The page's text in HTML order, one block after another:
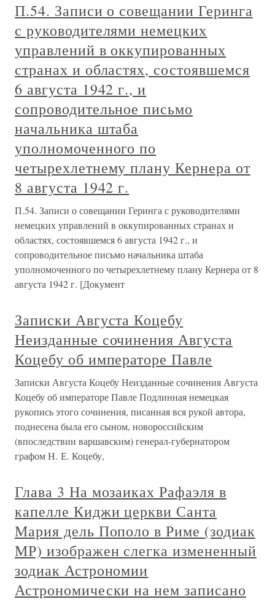
П.54. Записи о совещании Геринга
с руководителями немецких
управлений в оккупированных
странах и областях, состоявшемся
6 августа 1942 г., и
сопроводительное письмо
начальника штаба
уполномоченного по
четырехлетнему плану Кернера от
8 августа 1942 г.
П.54. Записи о совещании Геринга с руководителями
немецких управлений в оккупированных странах и
областях, состоявшемся 6 августа 1942 г., и
сопроводительное письмо начальника штаба
уполномоченного по четырехлетнему плану Кернера от 8
августа 1942 г. [Документ
Записки Августа Коцебу
Неизданные сочинения Августа
Коцебу об императоре Павле
Записки Августа Коцебу Неизданные сочинения Августа
Коцебу об императоре Павле Подлинная немецкая
рукопись этого сочинения, писанная вся рукой автора,
поднесена была его сыном, новороссийским
(впоследствии варшавским) генерал-губернатором
графом Н. Е. Коцебу,
Глава 3 На мозаиках Рафаэля в
капелле Киджи церкви Санта
Мария дель Пополо в Риме (зодиак
МР) изображен слегка измененный
зодиак Астрономии
Астрономически на нем записано